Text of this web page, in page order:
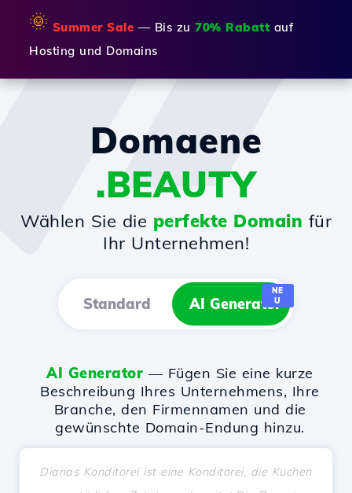
🌞 Summer Sale — Bis zu 70% Rabatt auf
Hosting und Domains
Domaene
.BEAUTY
Wählen Sie die perfekte Domain für
Ihr Unternehmen!
Standard AI Generator
NE
U
AI Generator — Fügen Sie eine kurze
Beschreibung Ihres Unternehmens, Ihre
Branche, den Firmennamen und die
gewünschte Domain-Endung hinzu.